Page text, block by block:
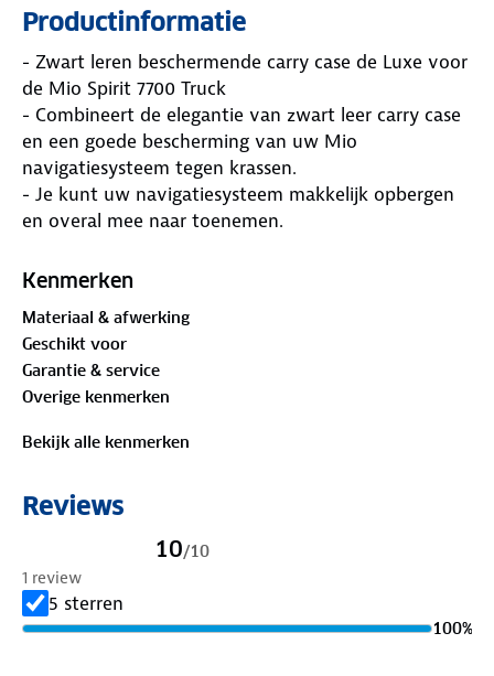
Productinformatie
- Zwart leren beschermende carry case de Luxe voor
de Mio Spirit 7700 Truck
- Combineert de elegantie van zwart leer carry case
en een goede bescherming van uw Mio
navigatiesysteem tegen krassen.
- Je kunt uw navigatiesysteem makkelijk opbergen
en overal mee naar toenemen.
Kenmerken
Materiaal & afwerking
Geschikt voor
Garantie & service
Overige kenmerken
Bekijk alle kenmerken
Reviews
10/10
1 review
5 sterren
100%